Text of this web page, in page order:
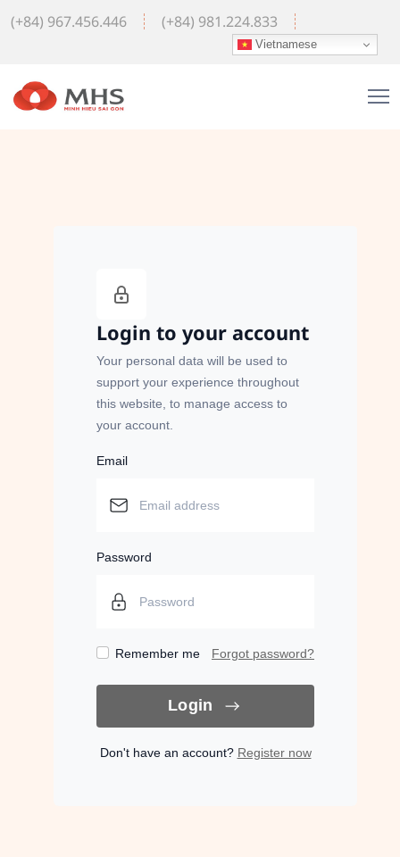
(+84) 967.456.446 (+84) 981.224.833
Vietnamese
Login to your account
Your personal data will be used to
support your experience throughout
this website, to manage access to
your account.
Email
Password
Remember me Forgot password?
Login
Don't have an account? Register now